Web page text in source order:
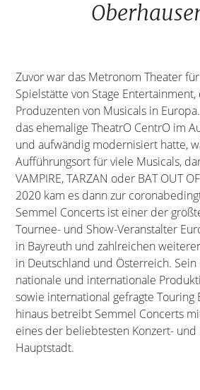
Zuvor war das Metronom Theater
Spielstätte von Stage
Produzenten von Musicals in
das ehemalige TheatrO CentrO im
und aufwändig modernisiert hatte,
Aufführungsort für viele Musicals,
VAMPIRE, TARZAN oder BAT OUT
2020 kam es dann zur
Semmel Concerts ist einer der
Tournee- und Show-Veranstalter
in Bayreuth und zahlreichen
in Deutschland und Österreich.
nationale und internationale
sowie international gefragte
hinaus betreibt Semmel Concerts
eines der beliebtesten Konzert- und
Hauptstadt.